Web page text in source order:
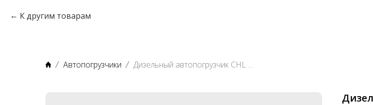
К другим товарам
Автопогрузчики Дизельный автопогрузчик CHL CPCD140